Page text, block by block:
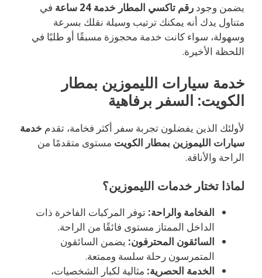
يضمن وجود رقم تاكسي المطار خدمة 24 ساعة
في
متناول يدك أنه يمكنك ترتيب وسيلة نقلك بسرعة
وسهولة، سواء كانت خدمة محجوزة مسبقًا أو طلبًا في
اللحظة الأخيرة.
خدمة سيارات الليموزين بمطار
الكويت: السفر برفاهية
لأولئك الذين يفضلون تجربة سفر أكثر فخامة، تقدم خدمة
سيارات الليموزين بمطار الكويت مستوى متقدمًا من
الراحة والأناقة.
لماذا تختار خدمات الليموزين؟
الفخامة والراحة: توفر المركبات الفاخرة ذات
الداخل الممتاز مستوى فائقًا من الراحة.
السائقون المحترفون: يضمن السائقون
المتمرسون رحلة سلسة وممتعة.
الخدمة الحصرية: مثالية لكبار الشخصيات،